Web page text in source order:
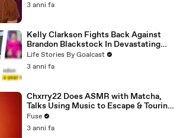
3 anni fa
Kelly Clarkson Fights Back Against
Brandon Blackstock In Devastating
Divorce Battle
Life Stories By Goalcast
3 anni fa
Chxrry22 Does ASMR with Matcha,
Talks Using Music to Escape & Touring
with The Weeknd
Fuse
3 anni fa